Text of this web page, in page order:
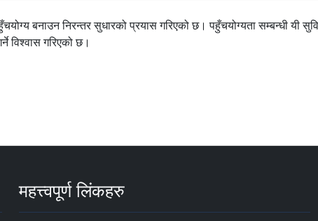
बनाउन निरन्तर सुधारको प्रयास गरिएको छ। पहुँचयोग्यता सम्बन्धी यी
विश्वास गरिएको छ।
महत्त्वपूर्ण लिंकहरु